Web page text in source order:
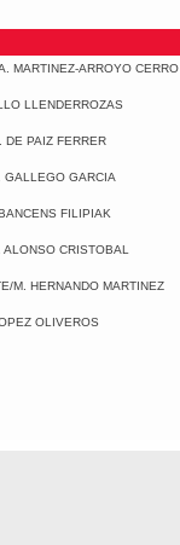
MARTINEZ-ARROYO CERRO
LLENDERROZAS
PAIZ FERRER
GALLEGO GARCIA
FILIPIAK
CRISTOBAL
M. HERNANDO MARTINEZ
OLIVEROS